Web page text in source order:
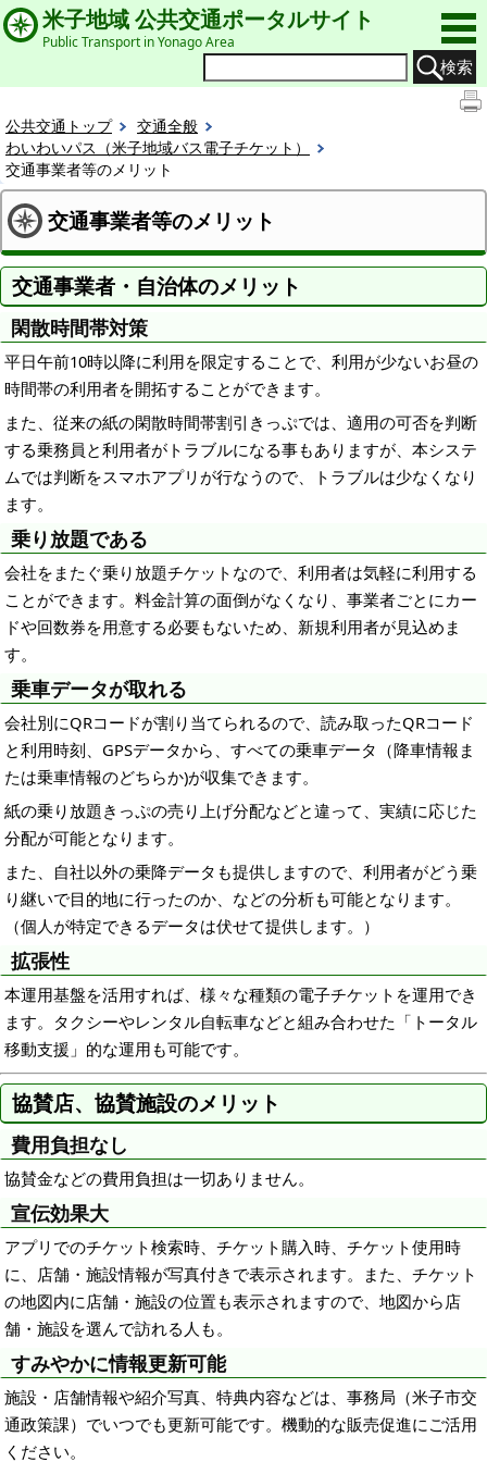
米子地域 公共交通ポータルサイト
Public Transport in Yonago Area
検索
公共交通トップ
交通全般
わいわいパス（米子地域バス電子チケット）
交通事業者等のメリット
交通事業者等のメリット
交通事業者・自治体のメリット
閑散時間帯対策
平日午前10時以降に利用を限定することで、利用が少ないお昼の
時間帯の利用者を開拓することができます。
また、従来の紙の閑散時間帯割引きっぷでは、適用の可否を判断
する乗務員と利用者がトラブルになる事もありますが、本システ
ムでは判断をスマホアプリが行なうので、トラブルは少なくなり
ます。
乗り放題である
会社をまたぐ乗り放題チケットなので、利用者は気軽に利用する
ことができます。料金計算の面倒がなくなり、事業者ごとにカー
ドや回数券を用意する必要もないため、新規利用者が見込めま
す。
乗車データが取れる
会社別にQRコードが割り当てられるので、読み取ったQRコード
と利用時刻、GPSデータから、すべての乗車データ（降車情報ま
たは乗車情報のどちらか)が収集できます。
紙の乗り放題きっぷの売り上げ分配などと違って、実績に応じた
分配が可能となります。
また、自社以外の乗降データも提供しますので、利用者がどう乗
り継いで目的地に行ったのか、などの分析も可能となります。
（個人が特定できるデータは伏せて提供します。）
拡張性
本運用基盤を活用すれば、様々な種類の電子チケットを運用でき
ます。タクシーやレンタル自転車などと組み合わせた「トータル
移動支援」的な運用も可能です。
協賛店、協賛施設のメリット
費用負担なし
協賛金などの費用負担は一切ありません。
宣伝効果大
アプリでのチケット検索時、チケット購入時、チケット使用時
に、店舗・施設情報が写真付きで表示されます。また、チケット
の地図内に店舗・施設の位置も表示されますので、地図から店
舗・施設を選んで訪れる人も。
すみやかに情報更新可能
施設・店舗情報や紹介写真、特典内容などは、事務局（米子市交
通政策課）でいつでも更新可能です。機動的な販売促進にご活用
ください。